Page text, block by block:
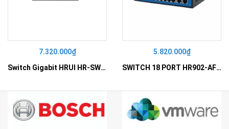
7.320.000₫
Switch Gigabit HRUI HR-SWG10240D
5.820.000₫
SWITCH 18 PORT HR902-AF162G-300 – Switch PoE 16 Cổng